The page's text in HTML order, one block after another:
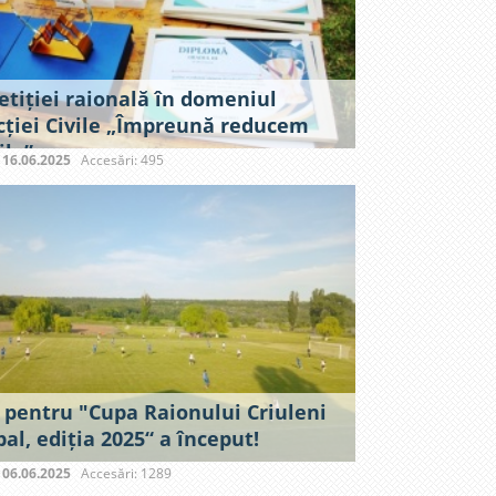
raională în domeniul
Civile „Împreună reducem
16.06.2025 Accesări: 495
pentru "Cupa Raionului Criuleni
ediția 2025“ a început!
06.06.2025 Accesări: 1289